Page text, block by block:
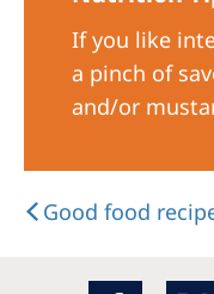
If you like
a pinch of
and/or
Good food